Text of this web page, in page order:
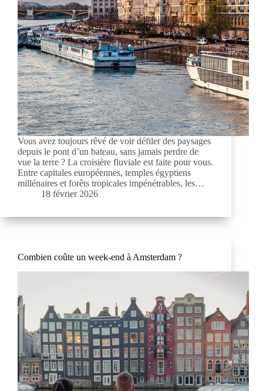
Vous avez toujours rêvé de voir défiler des paysages
depuis le pont d’un bateau, sans jamais perdre de
vue la terre ? La croisière fluviale est faite pour vous.
Entre capitales européennes, temples égyptiens
millénaires et forêts tropicales impénétrables, les…
18 février 2026
Combien coûte un week-end à Amsterdam ?